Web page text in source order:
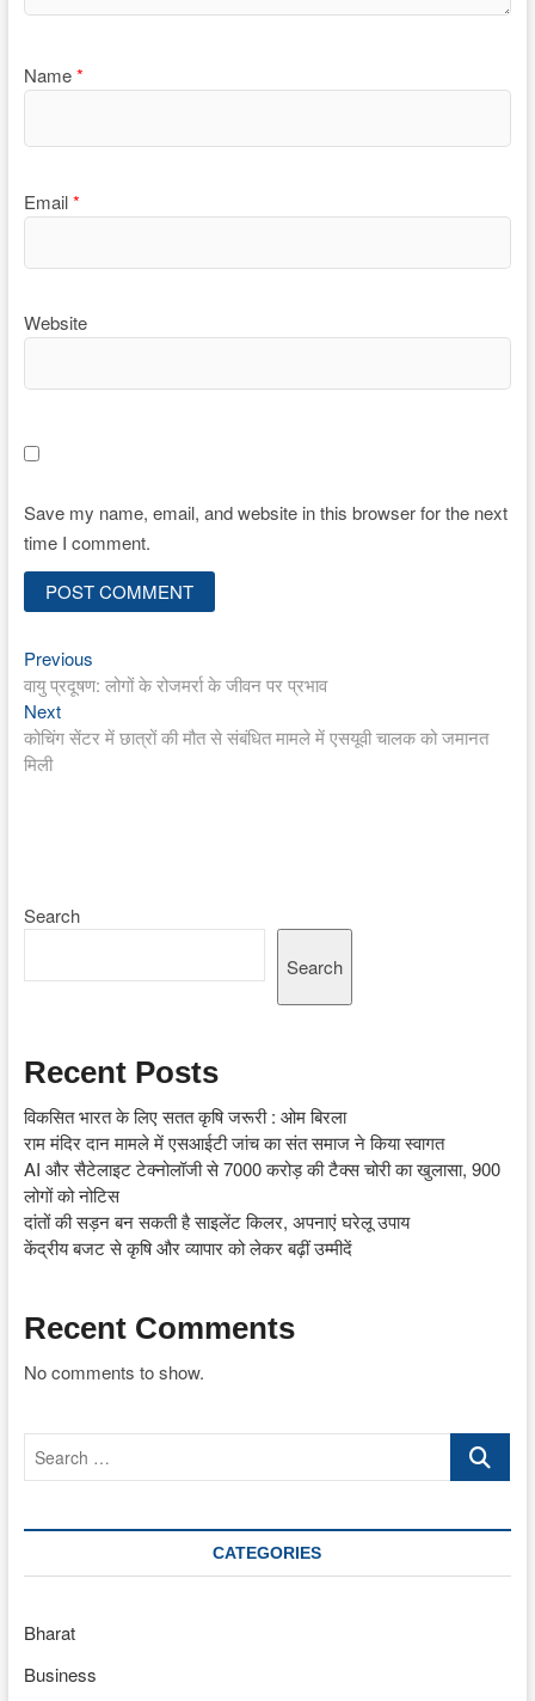
Name*
Email*
Website
Save my name, email, and website in this browser for the next
time I comment.
Post
navigation
PreviousPrevious
post:
वायु प्रदूषण: लोगों के रोजमर्रा के जीवन पर प्रभाव
NextNext
post:
कोचिंग सेंटर में छात्रों की मौत से संबंधित मामले में एसयूवी चालक को जमानत
मिली
Search
Search
Recent Posts
विकसित भारत के लिए सतत कृषि जरूरी : ओम बिरला
राम मंदिर दान मामले में एसआईटी जांच का संत समाज ने किया स्वागत
AI और सैटेलाइट टेक्नोलॉजी से 7000 करोड़ की टैक्स चोरी का खुलासा, 900
लोगों को नोटिस
दांतों की सड़न बन सकती है साइलेंट किलर, अपनाएं घरेलू उपाय
केंद्रीय बजट से कृषि और व्यापार को लेकर बढ़ीं उम्मीदें
Recent Comments
No comments to show.
Search
CATEGORIES
Bharat
Business